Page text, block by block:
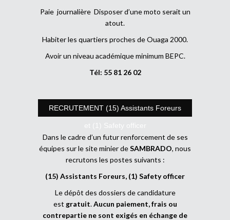
Paie journalière Disposer d’une moto serait un
atout.
Habiter les quartiers proches de Ouaga 2000.
Avoir un niveau académique minimum BEPC.
Tél: 55 81 26 02
RECRUTEMENT (15) Assistants Foreurs
et (1) Safety officer
Dans le cadre d’un futur renforcement de ses
équipes sur le site minier deSAMBRADO, nous
recrutons les postes suivants :
(15) Assistants Foreurs, (1) Safety officer
Le dépôt des dossiers de candidature
est gratuit.Aucun paiement, frais ou
contrepartie ne sont exigés en échange de